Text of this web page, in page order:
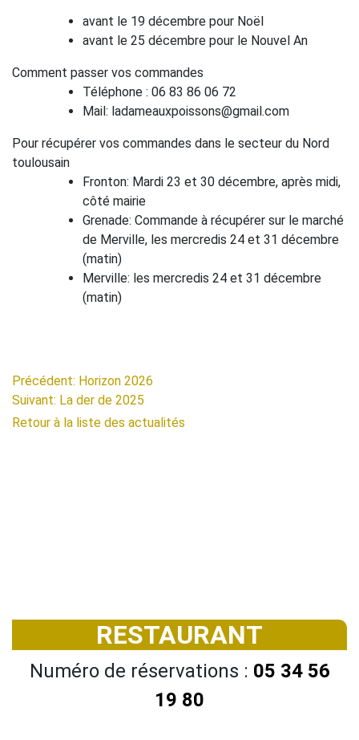
avant le 19 décembre pour Noël
avant le 25 décembre pour le Nouvel An
Comment passer vos commandes
Téléphone : 06 83 86 06 72
Mail: ladameauxpoissons@gmail.com
Pour récupérer vos commandes dans le secteur du Nord
toulousain
Fronton: Mardi 23 et 30 décembre, après midi,
côté mairie
Grenade: Commande à récupérer sur le marché
de Merville, les mercredis 24 et 31 décembre
(matin)
Merville: les mercredis 24 et 31 décembre
(matin)
Précédent: Horizon 2026
Suivant: La der de 2025
Retour à la liste des actualités
RESTAURANT
Numéro de réservations : 05 34 56
19 80